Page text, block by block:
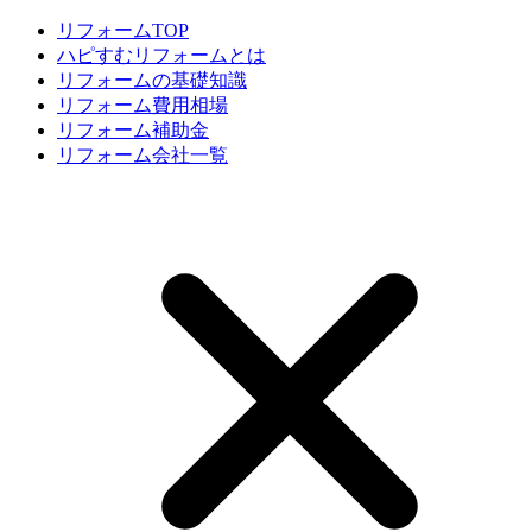
リフォームTOP
ハピすむリフォームとは
リフォームの基礎知識
リフォーム費用相場
リフォーム補助金
リフォーム会社一覧